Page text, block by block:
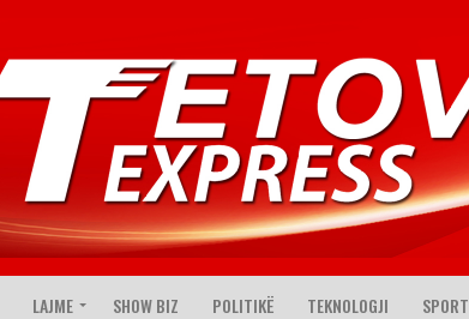
LAJME SHOW BIZ POLITIKË TEKNOLOGJI SPORT